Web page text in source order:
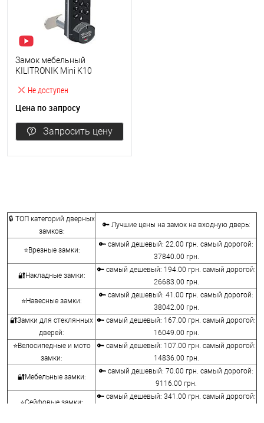
Не доступен
Замок мебельный
KILITRONIK Mini K10
Цена по запросу
Запросить цену
🔒 ТОП категорий дверных
замков:
🔑 Лучшие цены на замок на входную дверь:
⭐Врезные замки:
🔑 самый дешевый: 22.00 грн. самый дорогой:
37840.00 грн.
🔐Накладные замки:
🔑 самый дешевый: 194.00 грн. самый дорогой:
26683.00 грн.
⭐Навесные замки:
🔑 самый дешевый: 41.00 грн. самый дорогой:
38042.00 грн.
🔐Замки для стеклянных
дверей:
🔑 самый дешевый: 167.00 грн. самый дорогой:
16049.00 грн.
⭐Велосипедные и мото
замки:
🔑 самый дешевый: 107.00 грн. самый дорогой:
14836.00 грн.
🔐Мебельные замки:
🔑 самый дешевый: 70.00 грн. самый дорогой:
9116.00 грн.
⭐Сейфовые замки:
🔑 самый дешевый: 341.00 грн. самый дорогой: